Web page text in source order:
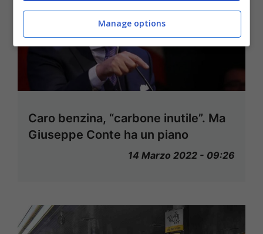
Caro benzina, “carbone inutile”. Ma
Giuseppe Conte ha un piano
14 Marzo 2022 - 09:26
Manage options